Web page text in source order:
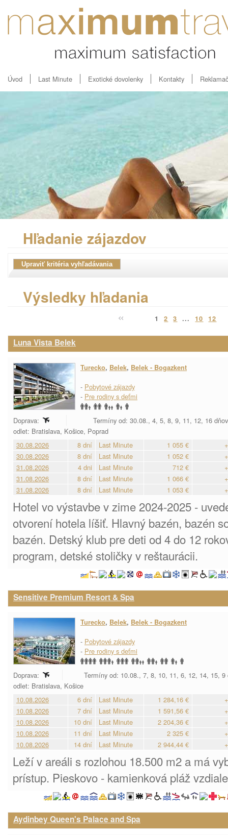
Úvod Last Minute Exotické dovolenky Kontakty
Hľadanie zájazdov
Výsledky hľadania
1 2 3 ... 10 12
Luna Vista Belek
Turecko, Belek, Belek - Bogazkent
- Pobytové zájazdy
- Pre rodiny s deťmi
Doprava:
Termíny od: 30.08., 4, 5, 8, 9, 11, 12, 16
odlet: Bratislava, Košice, Poprad
30.08.2026
8 dní Last Minute 1 055 €
30.08.2026
8 dní Last Minute 1 052 €
31.08.2026
4 dni Last Minute 712 €
31.08.2026
8 dní Last Minute 1 066 €
31.08.2026
8 dní Last Minute 1 053 €
Hotel vo výstavbe v zime 2024-2025 -
otvorení hotela líšiť. Hlavný bazén, bazén
bazén. Detský klub pre deti od 4 do 12
program, detské stoličky v reštaurácii.
Sensitive Premium Resort & Spa
Turecko, Belek, Belek - Bogazkent
- Pobytové zájazdy
- Pre rodiny s deťmi
Doprava:
Termíny od: 10.08., 7, 8, 10, 11, 6, 12, 14, 15, 9
odlet: Bratislava, Košice
10.08.2026
6 dní Last Minute 1 284,16 €
10.08.2026
7 dní Last Minute 1 591,56 €
10.08.2026
10 dní Last Minute 2 204,36 €
10.08.2026
11 dní Last Minute 2 325 €
10.08.2026
14 dní Last Minute 2 944,44 €
Leží v areáli s rozlohou 18.500 m2 a má
prístup. Pieskovo - kamienková pláž
Aydinbey Queen's Palace and Spa